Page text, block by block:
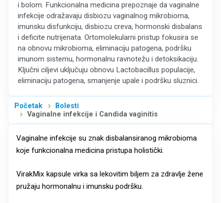
i bolom. Funkcionalna medicina prepoznaje da vaginalne
infekcije odražavaju disbiozu vaginalnog mikrobioma,
imunsku disfunkciju, disbiozu creva, hormonski disbalans
i deficite nutrijenata. Ortomolekularni pristup fokusira se
na obnovu mikrobioma, eliminaciju patogena, podršku
imunom sistemu, hormonalnu ravnotežu i detoksikaciju.
Ključni ciljevi uključuju obnovu Lactobacillus populacije,
eliminaciju patogena, smanjenje upale i podršku sluznici.
Početak
Bolesti
Vaginalne infekcije i Candida vaginitis
Vaginalne infekcije su znak disbalansiranog mikrobioma
koje funkcionalna medicina pristupa holistički.
VirakMix kapsule virka sa lekovitim biljem za zdravlje žene
pružaju hormonalnu i imunsku podršku.